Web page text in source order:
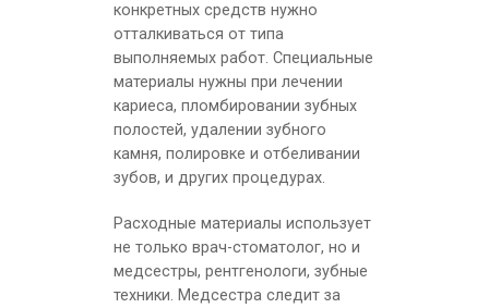
Zenolite - беспроводная
ХИТ ПРОДАЖ
конкретных средств нужно
отталкиваться от типа
выполняемых работ. Специальные
материалы нужны при лечении
кариеса, пломбировании зубных
полостей, удалении зубного
камня, полировке и отбеливании
зубов, и других процедурах.
Расходные материалы использует
не только врач-стоматолог, но и
медсестры, рентгенологи, зубные
техники. Медсестра следит за